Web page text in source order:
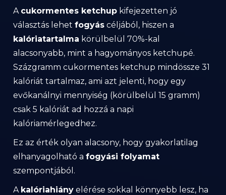
A cukormentes ketchup kifejezetten jó
választás lehet fogyás céljából, hiszen a
kalóriatartalma körülbelül 70%-kal
alacsonyabb, mint a hagyományos ketchupé.
Százgramm cukormentes ketchup mindössze 31
kalóriát tartalmaz, ami azt jelenti, hogy egy
evőkanálnyi mennyiség (körülbelül 15 gramm)
csak 5 kalóriát ad hozzá a napi
kalóriamérlegedhez.
Ez az érték olyan alacsony, hogy gyakorlatilag
elhanyagolható a fogyási folyamat
szempontjából.
A kalóriahiány elérése sokkal könnyebb lesz, ha